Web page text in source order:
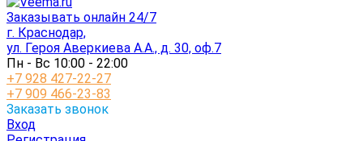
Заказывать онлайн 24/7
г. Краснодар,
ул. Героя Аверкиева А.А., д. 30, оф.7
Пн - Вс 10:00 - 22:00
+7 928 427-22-27
+7 909 466-23-83
Заказать звонок
Вход